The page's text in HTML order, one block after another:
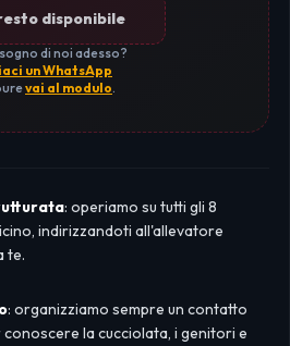
disponibile
di noi adesso?
un WhatsApp
vai al modulo.
: operiamo su tutti gli 8
indirizzandoti all'allevatore
te.
: organizziamo sempre un contatto
la cucciolata, i genitori e